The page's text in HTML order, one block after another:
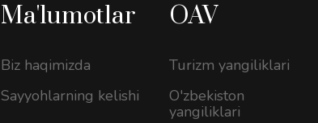
Ma'lumotlar
Biz haqimizda
Sayyohlarning kelishi
OAV
Turizm yangiliklari
O'zbekiston
yangiliklari